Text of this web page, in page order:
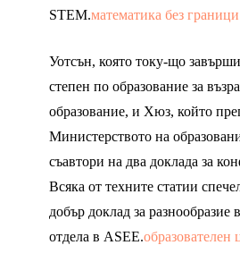
STEM.математика без граници
Уотсън, която току-що
степен по образование за
образование, и Хюз, който
Министерството на
съавтори на два доклада за
Всяка от техните статии
добър доклад за разнообразие
отдела в ASEE.образователен